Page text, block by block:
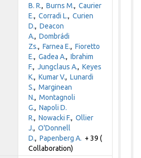
B. R.,Burns M.,Caurier
E.,Corradi L.,Curien
D.,Deacon
A.,Dombrádi
Zs.,Farnea E.,Fioretto
E.,Gadea A.,Ibrahim
F.,Jungclaus A.,Keyes
K.,Kumar V.,Lunardi
S.,Marginean
N.,Montagnoli
G.,Napoli D.
R.,Nowacki F.,Ollier
J.,O'Donnell
D.,Papenberg A. + 39 (
Collaboration)